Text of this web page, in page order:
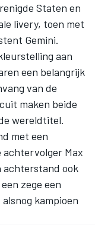
Staten en
livery, toen met
Gemini.
aan
een belangrijk
van de
maken beide
wereldtitel.
met een
achtervolger Max
achterstand ook
zege een
kampioen